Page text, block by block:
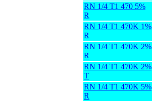
RN 1/4 T1 470 5%
R
RN 1/4 T1 470K 1%
R
RN 1/4 T1 470K 2%
R
RN 1/4 T1 470K 2%
T
RN 1/4 T1 470K 5%
R